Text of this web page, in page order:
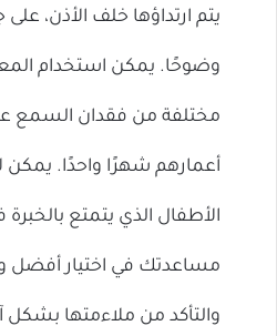
يتم ارتداؤها خلف الأذن،
وضوحًا. يمكن استخدام
مختلفة من فقدان السمع
أعمارهم شهرًا واحدًا.
الأطفال الذي يتمتع
مساعدتك في اختيار
والتأكد من ملاءمتها